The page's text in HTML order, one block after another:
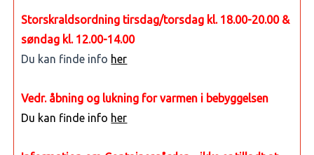
Storskraldsordning tirsdag/torsdag kl. 18.00-20.00 &
søndag kl. 12.00-14.00
Du kan finde info her
Vedr. åbning og lukning for varmen i bebyggelsen
Du kan finde info her